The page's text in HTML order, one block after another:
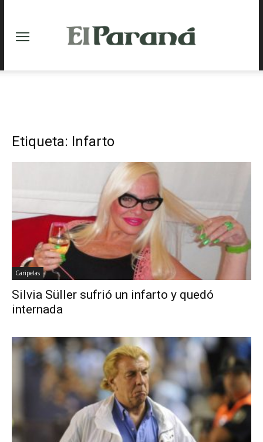
Etiqueta: Infarto
Caripelas
Silvia Süller sufrió un infarto y quedó
internada